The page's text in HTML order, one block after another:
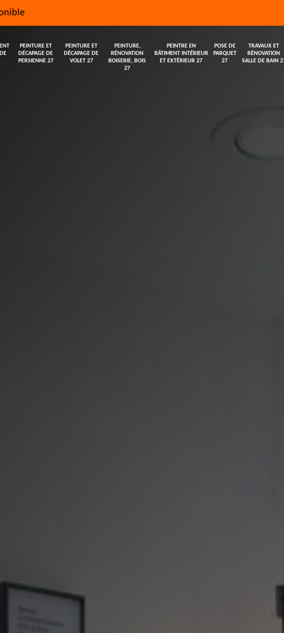
PEINTURE ET
DÉCAPAGE DE
PERSIENNE 27
PEINTURE ET
DÉCAPAGE DE
VOLET 27
PEINTURE,
RÉNOVATION
BOISERIE, BOIS
27
PEINTRE EN
BÂTIMENT INTÉRIEUR
ET EXTÉRIEUR 27
POSE DE
PARQUET
27
TRAVAUX ET
RÉNOVATION
SALLE DE BAIN